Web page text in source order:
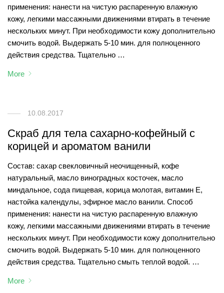
применения: нанести на чистую распаренную влажную
кожу, легкими массажными движениями втирать в течение
нескольких минут. При необходимости кожу дополнительно
смочить водой. Выдержать 5-10 мин. для полноценного
действия средства. Тщательно …
More
10.08.2017
Скраб для тела сахарно-кофейный с
корицей и ароматом ванили
Состав: сахар свекловичный неочищенный, кофе
натуральный, масло виноградных косточек, масло
миндальное, сода пищевая, корица молотая, витамин Е,
настойка календулы, эфирное масло ванили. Способ
применения: нанести на чистую распаренную влажную
кожу, легкими массажными движениями втирать в течение
нескольких минут. При необходимости кожу дополнительно
смочить водой. Выдержать 5-10 мин. для полноценного
действия средства. Тщательно смыть теплой водой. …
More